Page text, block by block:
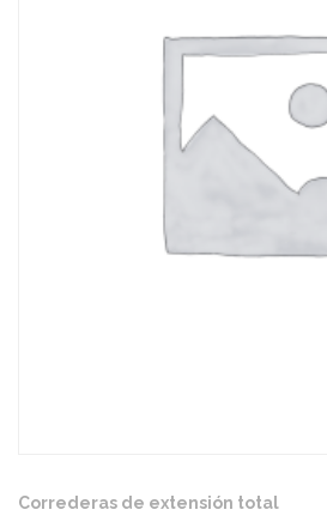
Correderas de extensión total